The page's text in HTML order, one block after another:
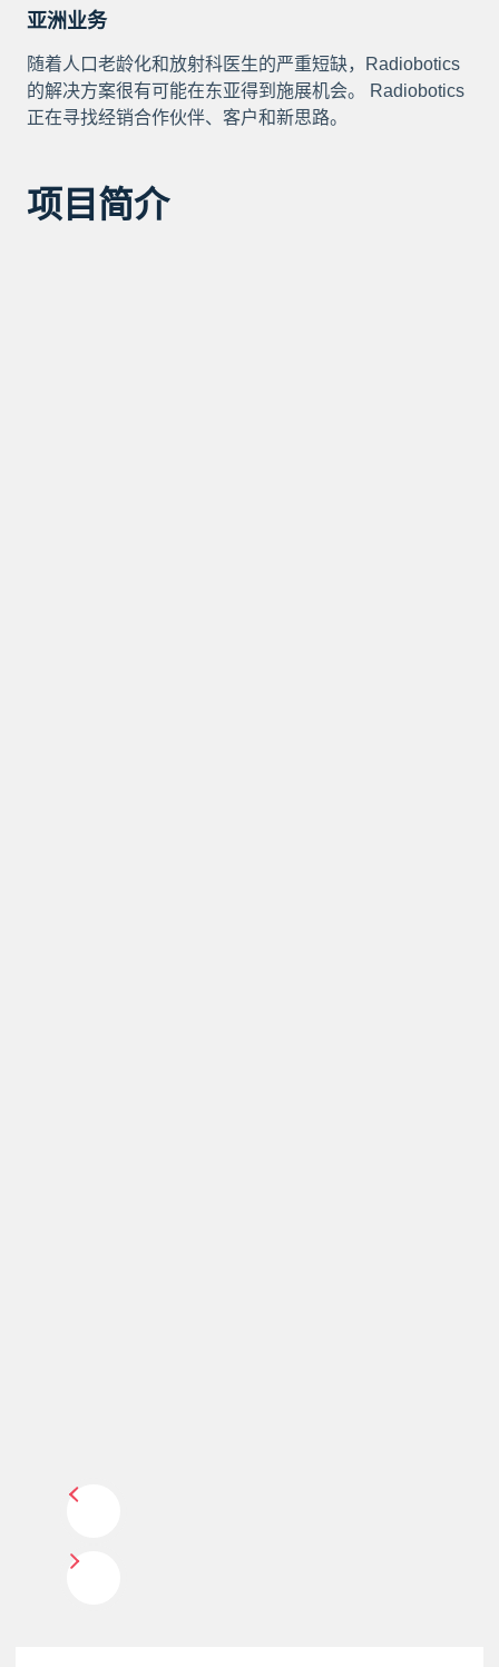
亚洲业务
随着人口老龄化和放射科医生的严重短缺，Radiobotics
的解决方案很有可能在东亚得到施展机会。 Radiobotics
正在寻找经销合作伙伴、客户和新思路。
项目简介